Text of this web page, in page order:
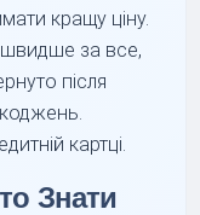
кращу ціну.
швидше за все,
після
картці.
Знати